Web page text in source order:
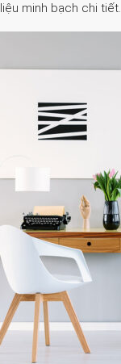
liệu minh bạch chi tiết.